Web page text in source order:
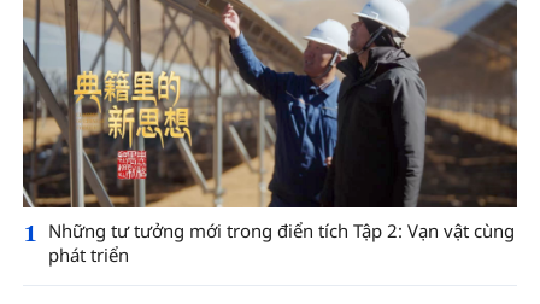
1
Những tư tưởng mới trong điển tích Tập 2: Vạn vật cùng
phát triển